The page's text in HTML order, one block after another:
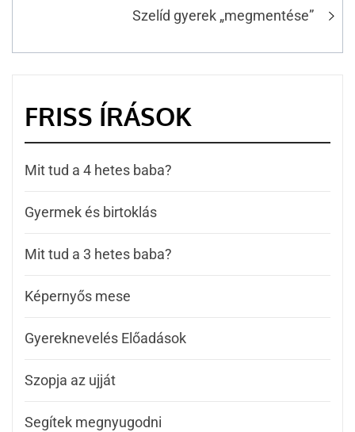
Szelíd gyerek „megmentése”
FRISS ÍRÁSOK
Mit tud a 4 hetes baba?
Gyermek és birtoklás
Mit tud a 3 hetes baba?
Képernyős mese
Gyereknevelés Előadások
Szopja az ujját
Segítek megnyugodni